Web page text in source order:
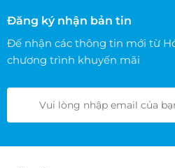
Đăng ký nhận bản tin
Đế nhận các thông tin mới từ
chương trình khuyến mãi